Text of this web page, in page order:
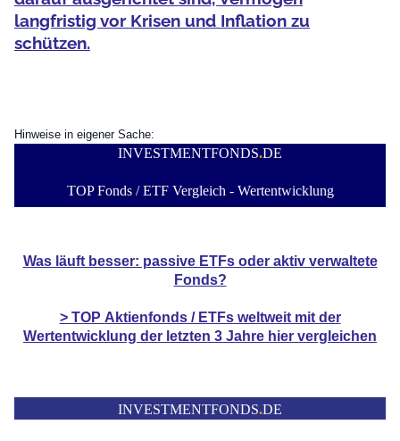
langfristig vor Krisen und Inflation zu
schützen.
Hinweise in eigener Sache:
INVESTMENTFONDS.DE
TOP Fonds / ETF Vergleich - Wertentwicklung
Was läuft besser: passive ETFs oder aktiv verwaltete
Fonds?
> TOP Aktienfonds / ETFsweltweit mit der
Wertentwicklung der letzten 3 Jahre hier vergleichen
INVESTMENTFONDS.DE